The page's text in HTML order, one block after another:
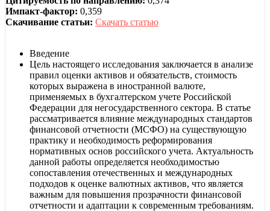
Импакт-фактор: 0,359
Скачивание статьи: Скачать статью
Введение
Цель настоящего исследования заключается в анализе
правил оценки активов и обязательств, стоимость
которых выражена в иностранной валюте,
применяемых в бухгалтерском учете Российской
Федерации для негосударственного сектора. В статье
рассматривается влияние международных стандартов
финансовой отчетности (МСФО) на существующую
практику и необходимость реформирования
нормативных основ российского учета. Актуальность
данной работы определяется необходимостью
сопоставления отечественных и международных
подходов к оценке валютных активов, что является
важным для повышения прозрачности финансовой
отчетности и адаптации к современным требованиям.